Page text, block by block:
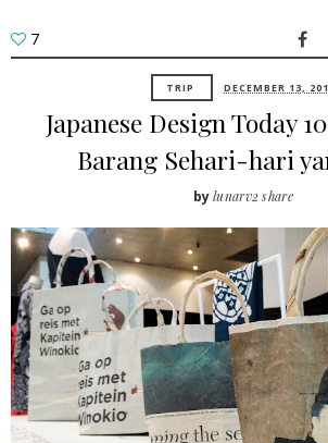
7
TRIP DECEMBER 13,
Japanese Design Today
Barang Sehari-hari
bylunarv2 share